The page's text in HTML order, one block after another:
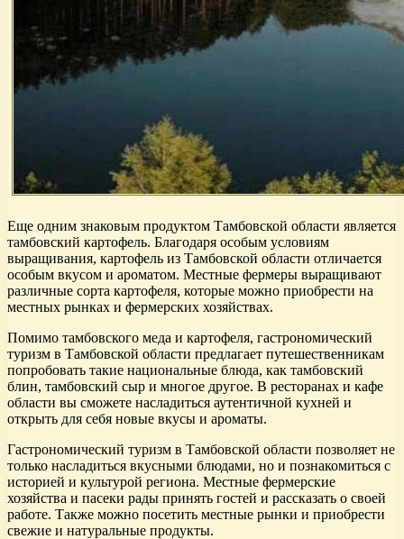
Еще одним знаковым продуктом Тамбовской области является
тамбовский картофель. Благодаря особым условиям
выращивания, картофель из Тамбовской области отличается
особым вкусом и ароматом. Местные фермеры выращивают
различные сорта картофеля, которые можно приобрести на
местных рынках и фермерских хозяйствах.
Помимо тамбовского меда и картофеля, гастрономический
туризм в Тамбовской области предлагает путешественникам
попробовать такие национальные блюда, как тамбовский
блин, тамбовский сыр и многое другое. В ресторанах и кафе
области вы сможете насладиться аутентичной кухней и
открыть для себя новые вкусы и ароматы.
Гастрономический туризм в Тамбовской области позволяет не
только насладиться вкусными блюдами, но и познакомиться с
историей и культурой региона. Местные фермерские
хозяйства и пасеки рады принять гостей и рассказать о своей
работе. Также можно посетить местные рынки и приобрести
свежие и натуральные продукты.